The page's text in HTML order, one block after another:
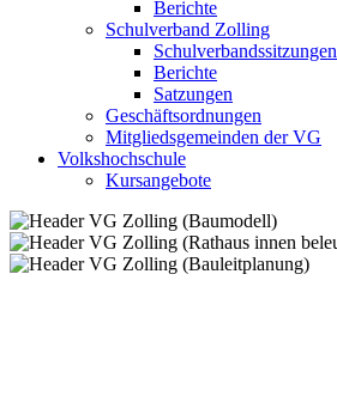
Berichte
Schulverband Zolling
Schulverbandssitzungen
Berichte
Satzungen
Geschäftsordnungen
Mitgliedsgemeinden der VG
Volkshochschule
Kursangebote